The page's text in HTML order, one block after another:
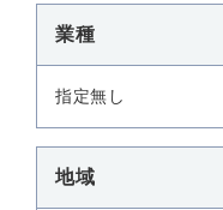
業種
指定無し
地域